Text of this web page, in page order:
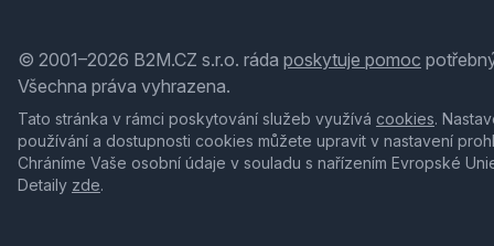
© 2001–2026 B2M.CZ s.r.o. ráda poskytuje pomoc
Všechna práva vyhrazena.
Tato stránka v rámci poskytování služeb využívá cookies.
používání a dostupnosti cookies můžete upravit v nastavení
Chráníme Vaše osobní údaje v souladu s nařízením Evropské
Detaily zde.